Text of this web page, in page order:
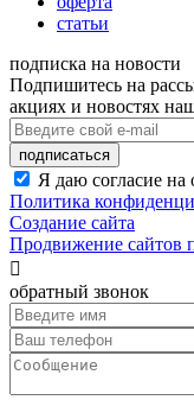
статьи
подписка на новости
Подпишитесь на
акциях и новостях
подписаться
Я даю согласие на
Политика
Создание сайта
Продвижение сайтов

обратный звонок